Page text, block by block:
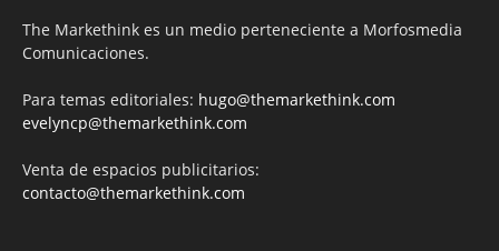
The Markethink es un medio perteneciente a Morfosmedia
Comunicaciones.
Para temas editoriales: hugo@themarkethink.com
evelyncp@themarkethink.com
Venta de espacios publicitarios:
contacto@themarkethink.com